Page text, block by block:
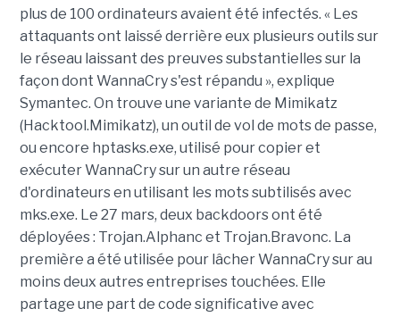
plus de 100 ordinateurs avaient été infectés. « Les
attaquants ont laissé derrière eux plusieurs outils sur
le réseau laissant des preuves substantielles sur la
façon dont WannaCry s'est répandu », explique
Symantec. On trouve une variante de Mimikatz
(Hacktool.Mimikatz), un outil de vol de mots de passe,
ou encore hptasks.exe, utilisé pour copier et
exécuter WannaCry sur un autre réseau
d'ordinateurs en utilisant les mots subtilisés avec
mks.exe. Le 27 mars, deux backdoors ont été
déployées : Trojan.Alphanc et Trojan.Bravonc. La
première a été utilisée pour lâcher WannaCry sur au
moins deux autres entreprises touchées. Elle
partage une part de code significative avec